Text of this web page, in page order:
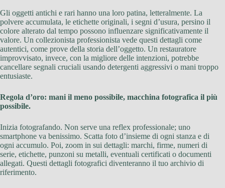
Gli oggetti antichi e rari hanno una loro patina, letteralmente. La
polvere accumulata, le etichette originali, i segni d’usura, persino il
colore alterato dal tempo possono influenzare significativamente il
valore. Un collezionista professionista vede questi dettagli come
autentici, come prove della storia dell’oggetto. Un restauratore
improvvisato, invece, con la migliore delle intenzioni, potrebbe
cancellare segnali cruciali usando detergenti aggressivi o mani troppo
entusiaste.
Regola d’oro: mani il meno possibile, macchina fotografica il più
possibile.
Inizia fotografando. Non serve una reflex professionale; uno
smartphone va benissimo. Scatta foto d’insieme di ogni stanza e di
ogni accumulo. Poi, zoom in sui dettagli: marchi, firme, numeri di
serie, etichette, punzoni su metalli, eventuali certificati o documenti
allegati. Questi dettagli fotografici diventeranno il tuo archivio di
riferimento.